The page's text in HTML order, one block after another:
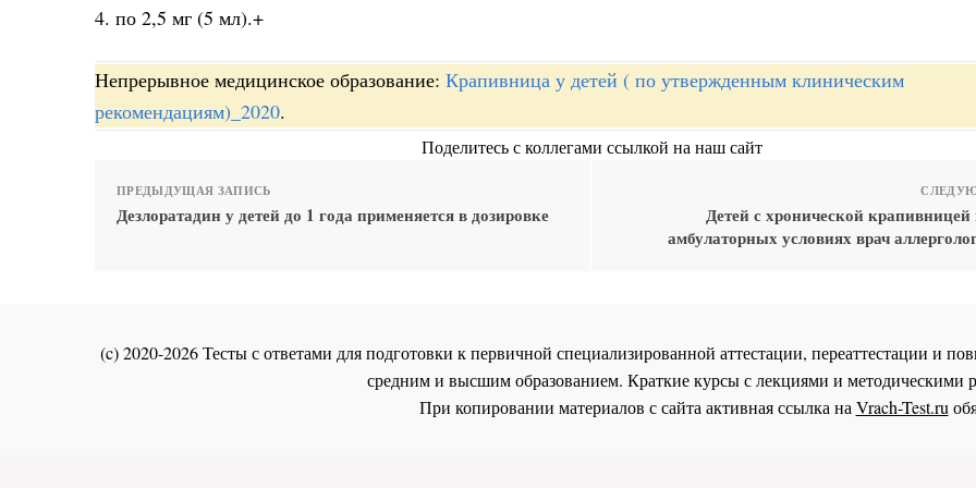
4. по 2,5 мг (5 мл).+
Непрерывное медицинское образование: Крапивница у детей ( по утвержденным клиническим
рекомендациям)_2020.
Поделитесь с коллегами ссылкой на наш сайт
ПРЕДЫДУЩАЯ ЗАПИСЬ
Дезлоратадин у детей до 1 года применяется в дозировке
Детей с хронической крапивницей
амбулаторных условиях врач
(c) 2020-2026 Тесты с ответами для подготовки к первичной специализированной аттестации, переаттестации и
средним и высшим образованием. Краткие курсы с лекциями и методическими
При копировании материалов с сайта активная ссылка наVrach-Test.ru